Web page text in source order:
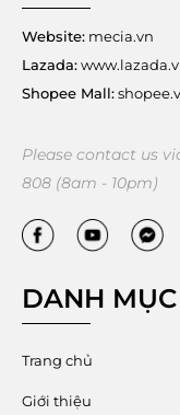
Website: mecia.vn
Lazada:
Shopee Mall:
Please contact us
808 (8am - 10pm)
DANH MỤC
Trang chủ
Giới thiệu